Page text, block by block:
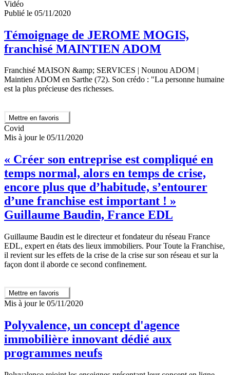
Vidéo
Publié le 05/11/2020
Témoignage de JEROME MOGIS,
franchisé MAINTIEN ADOM
Franchisé MAISON &amp; SERVICES | Nounou ADOM |
Maintien ADOM en Sarthe (72). Son crédo : "La personne humaine
est la plus précieuse des richesses.
Mettre en favoris
Covid
Mis à jour le 05/11/2020
« Créer son entreprise est compliqué en
temps normal, alors en temps de crise,
encore plus que d’habitude, s’entourer
d’une franchise est important ! »
Guillaume Baudin, France EDL
Guillaume Baudin est le directeur et fondateur du réseau France
EDL, expert en états des lieux immobiliers. Pour Toute la Franchise,
il revient sur les effets de la crise de la crise sur son réseau et sur la
façon dont il aborde ce second confinement.
Mettre en favoris
Mis à jour le 05/11/2020
Polyvalence, un concept d'agence
immobilière innovant dédié aux
programmes neufs